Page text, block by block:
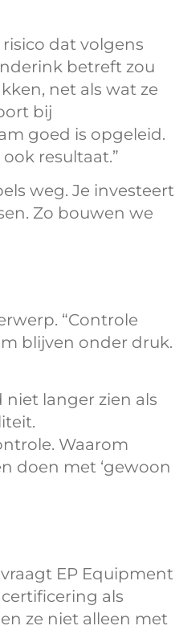
dat volgens
betreft zou
net als wat ze
bij
goed is opgeleid.
resultaat.”
weg. Je investeert
Zo bouwen we
“Controle
blijven onder druk.
langer zien als
Waarom
doen met ‘gewoon
vraagt EP Equipment
als
ze niet alleen met